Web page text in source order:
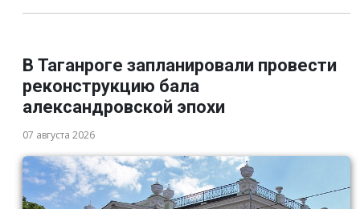
В Таганроге запланировали провести
реконструкцию бала
александровской эпохи
07 августа 2026